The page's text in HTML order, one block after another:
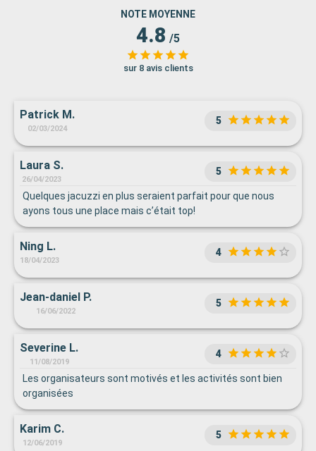
NOTE MOYENNE
4.8 /5
sur 8 avis clients
Patrick M.
02/03/2024
5
Laura S.
26/04/2023
5
Quelques jacuzzi en plus seraient parfait pour que nous
ayons tous une place mais c’était top!
Ning L.
18/04/2023
4
Jean-daniel P.
16/06/2022
5
Severine L.
11/08/2019
4
Les organisateurs sont motivés et les activités sont bien
organisées
Karim C.
12/06/2019
5